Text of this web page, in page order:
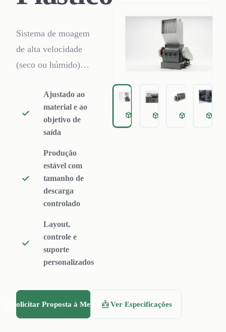
Sistema de moagem
de alta velocidade
(seco ou húmido)
refinar resíduos
plásticos em flocos
uniformes com o
ideal para linhas de
lavagem e
granulação.
Ajustado ao
material e ao
objetivo de
saída
Produção
estável com
tamanho de
descarga
controlado
Layout,
controle e
suporte
personalizados
Solicitar Proposta à Medida Ver Especificações
Granulador de Plástico
Granulador de